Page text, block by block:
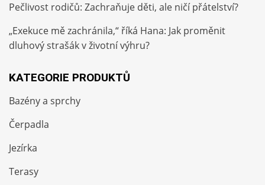
Pečlivost rodičů: Zachraňuje děti, ale ničí přátelství?
„Exekuce mě zachránila,“ říká Hana: Jak proměnit
dluhový strašák v životní výhru?
KATEGORIE PRODUKTŮ
Bazény a sprchy
Čerpadla
Jezírka
Terasy